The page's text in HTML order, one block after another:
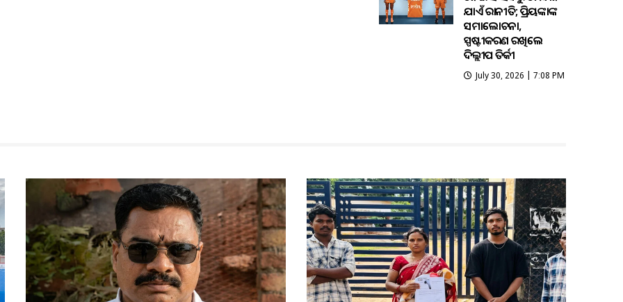
ଯାଏଁ ରାଜନୀତି; ପ୍ରିୟଙ୍କାଙ୍କ
ସମାଲୋଚନା,
ସ୍ପଷ୍ଟୀକରଣ ରଖିଲେ
ଦିଲ୍ଲୀପ ତିର୍କୀ
July 30, 2026 | 7:08 PM